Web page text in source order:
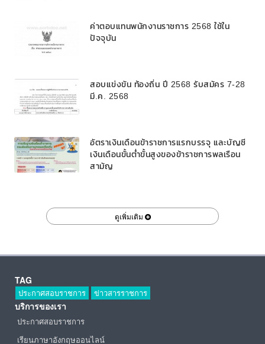
ค่าตอบแทนพนักงานราชการ 2568 ใช้ใน
ปัจจุบัน
สอบแข่งขัน ท้องถิ่น ปี 2568 รับสมัคร 7-28
มี.ค. 2568
อัตราเงินเดือนข้าราชการแรกบรรจุ และบัญชี
เงินเดือนขั้นต่ำขั้นสูงของข้าราชการพลเรือน
สามัญ
ดูเพิ่มเติม
TAG
ประกาศสอบราชการ ข่าวสารราชการ
บริการของเรา
ประกาศสอบราชการ
เรียนภาษาอังกฤษออนไลน์